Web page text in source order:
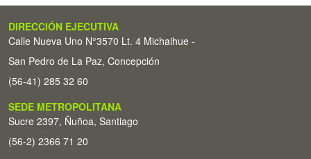
DIRECCIÓN EJECUTIVA
Calle Nueva Uno N°3570 Lt. 4 Michaihue -
San Pedro de La Paz, Concepción
(56-41) 285 32 60
SEDE METROPOLITANA
Sucre 2397, Ñuñoa, Santiago
(56-2) 2366 71 20